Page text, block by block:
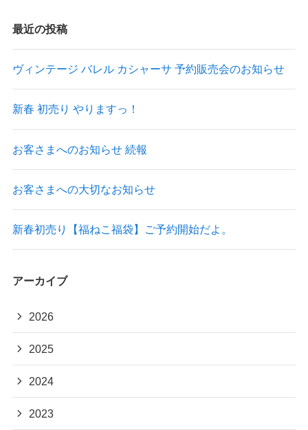
最近の投稿
ヴィンテージ バレル カシャーサ 予約販売会のお知らせ
新春 初売り やりますっ！
お客さまへのお知らせ 続報
お客さまへの大切なお知らせ
新春初売り【福ねこ福袋】ご予約開始だよ。
アーカイブ
2026
2025
2024
2023